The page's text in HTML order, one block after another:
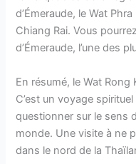
d’Émeraude, le Wat
Chiang Rai. Vous
d’Émeraude, l’une des
En résumé, le Wat Rong
C’est un voyage
questionner sur le sens
monde. Une visite à ne
dans le nord de la